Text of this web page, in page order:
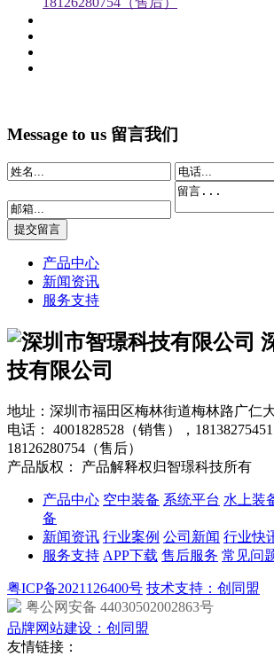
Message to us 留言我们
产品中心
新闻资讯
服务支持
技有限公司
地址：深圳市福田区梅林街道梅林路广仁
电话： 4001828528（销售），
18126280754（售后）
产品版权： 产品解释权归智璟科技所有
产品中心 空中装备 系统平台 水上装
备
新闻资讯 行业案例 公司新闻 行业快
服务支持 APP下载 售后服务 常见问
粤ICP备2021126400号 技术支持：创同盟
粤公网安备 44030502002863号
品牌网站建设：创同盟
友情链接：